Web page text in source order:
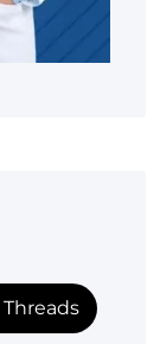
Threads